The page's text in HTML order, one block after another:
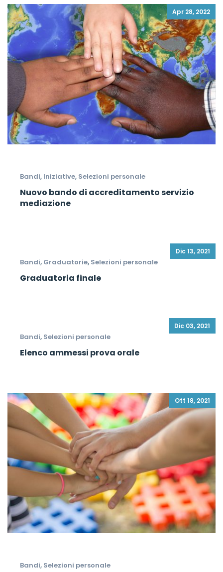
Apr 28, 2022
Bandi, Iniziative, Selezioni personale
Nuovo bando di accreditamento servizio
mediazione
Dic 13, 2021
Bandi, Graduatorie, Selezioni personale
Graduatoria finale
Dic 03, 2021
Bandi, Selezioni personale
Elenco ammessi prova orale
Ott 18, 2021
Bandi, Selezioni personale